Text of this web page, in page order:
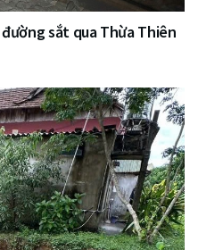
sắt qua Thừa Thiên